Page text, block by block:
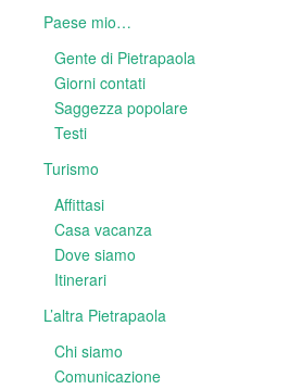
Paese mio…
Gente di Pietrapaola
Giorni contati
Saggezza popolare
Testi
Turismo
Affittasi
Casa vacanza
Dove siamo
Itinerari
L’altra Pietrapaola
Chi siamo
Comunicazione